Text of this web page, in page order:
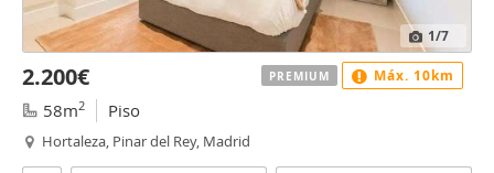
1/7
2.200€
58m2 Piso
Hortaleza, Pinar del Rey, Madrid
PREMIUM Máx. 10km